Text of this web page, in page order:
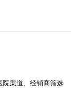
院渠道、经销商筛选